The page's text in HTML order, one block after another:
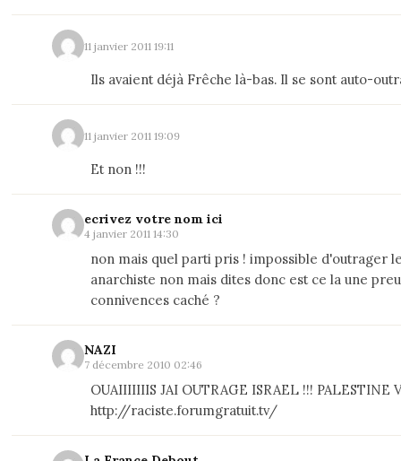
11 janvier 2011 19:11
Ils avaient déjà Frêche là-bas. Il se sont auto-
11 janvier 2011 19:09
Et non !!!
ecrivez votre nom ici
4 janvier 2011 14:30
non mais quel parti pris ! impossible d'outrager
anarchiste non mais dites donc est ce la une
connivences caché ?
NAZI
7 décembre 2010 02:46
OUAIIIIIIIS JAI OUTRAGE ISRAEL !!! PALESTINE
http://raciste.forumgratuit.tv/